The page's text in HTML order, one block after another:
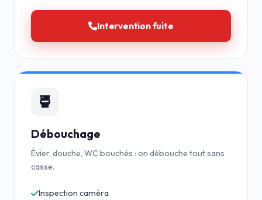
Intervention fuite
Débouchage
Évier, douche, WC bouchés : on débouche tout sans
casse.
Inspection caméra